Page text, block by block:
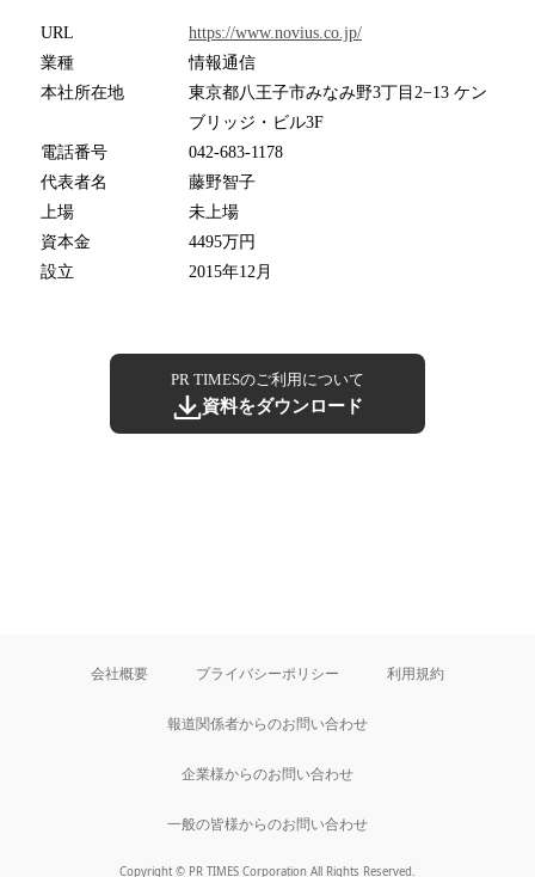
URL
https://www.novius.co.jp/
業種
情報通信
本社所在地
東京都八王子市みなみ野3丁目2−13 ケン
ブリッジ・ビル3F
電話番号
042-683-1178
代表者名
藤野智子
上場
未上場
資本金
4495万円
設立
2015年12月
PR TIMESのご利用について
資料をダウンロード
会社概要 プライバシーポリシー 利用規約
報道関係者からのお問い合わせ
企業様からのお問い合わせ
一般の皆様からのお問い合わせ
Copyright © PR TIMES Corporation All Rights Reserved.